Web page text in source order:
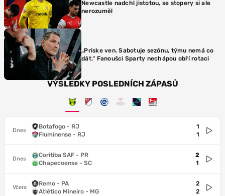
Newcastle nadchl jistotou, se stopery si ale
nerozuměl
„Priske ven. Sabotuje sezónu, týmu nemá co
dát.“ Fanoušci Sparty nechápou obří rotaci
VÝSLEDKY POSLEDNÍCH ZÁPASŮ
Dnes
Botafogo - RJ
Fluminense - RJ
1
1
Dnes
Coritiba SAF - PR
Chapecoense - SC
2
1
Včera
Remo - PA
Atlético Mineiro - MG
2
2